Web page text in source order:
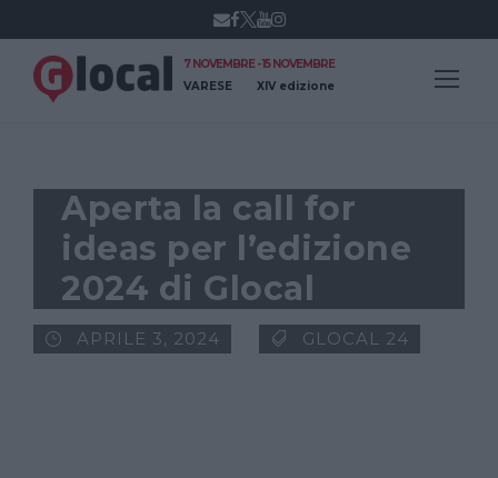
7 NOVEMBRE - 15 NOVEMBRE
VARESE
XIV edizione
Aperta la call for
ideas per l’edizione
2024 di Glocal
APRILE 3, 2024 GLOCAL 24